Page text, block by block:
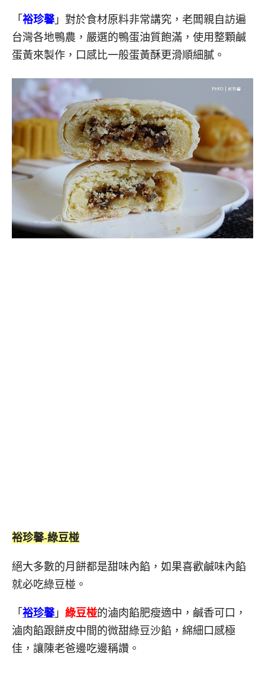
「 裕珍馨」對於食材原料非常講究，老闆親自訪遍
台灣各地鴨農，嚴選的鴨蛋油質飽滿，使用整顆鹹
蛋黃來製作，口感比一般蛋黃酥更滑順細膩。
裕珍馨-綠豆椪
絕大多數的月餅都是甜味內餡，如果喜歡鹹味內餡
就必吃綠豆椪。
「 裕珍馨」 綠豆椪的滷肉餡肥瘦適中，鹹香可口，
滷肉餡跟餅皮中間的微甜綠豆沙餡，綿細口感極
佳，讓陳老爸邊吃邊稱讚。